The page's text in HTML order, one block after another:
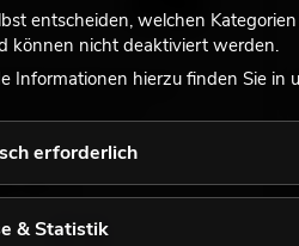
Set LED B-40 Laser
reicht ca. 12 Wo.
€
entscheiden, welchen
können nicht deaktiviert werden.
Informationen hierzu finden Sie in
erforderlich
& Statistik